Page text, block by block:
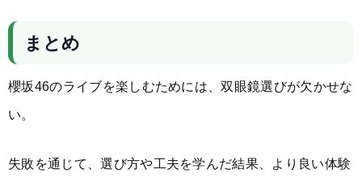
まとめ
櫻坂46のライブを楽しむためには、双眼鏡選びが欠かせな
い。
失敗を通じて、選び方や工夫を学んだ結果、より良い体験